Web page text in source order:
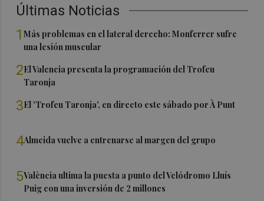
Últimas Noticias
1Más problemas en el lateral derecho: Monferrer sufre
una lesión muscular
2El Valencia presenta la programación del Trofeu
Taronja
3El 'Trofeu Taronja', en directo este sábado por À Punt
4Almeida vuelve a entrenarse al margen del grupo
5València ultima la puesta a punto del Velódromo Lluís
Puig con una inversión de 2 millones